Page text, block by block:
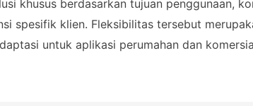
khusus berdasarkan tujuan penggunaan,
spesifik klien. Fleksibilitas tersebut
untuk aplikasi perumahan dan